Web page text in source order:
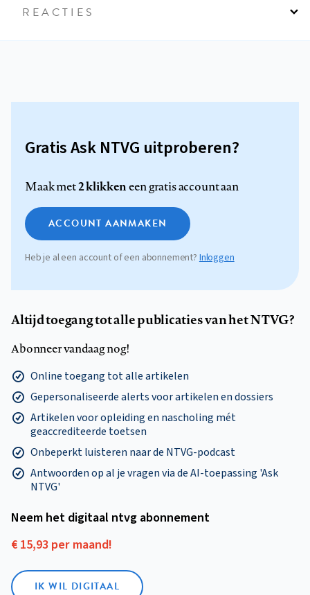
REACTIES
Gratis Ask NTVG uitproberen?
Maak met2 klikkeneen gratis account aan
ACCOUNT AANMAKEN
Heb je al een account of een abonnement?Inloggen
Altijd toegang tot alle publicaties van het NTVG?
Abonneer vandaag nog!
Online toegang tot alle artikelen
Gepersonaliseerde alerts voor artikelen en dossiers
Artikelen voor opleiding en nascholing mét
geaccrediteerde toetsen
Onbeperkt luisteren naar de NTVG-podcast
Antwoorden op al je vragen via de AI-toepassing 'Ask
NTVG'
Neem het digitaal ntvg abonnement
€ 15,93 per maand!
IK WIL DIGITAAL